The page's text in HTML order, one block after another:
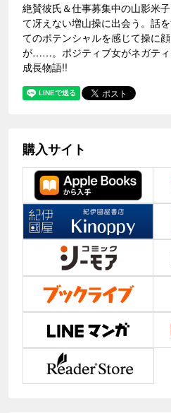
絶賛彼氏＆仕事募集中の山影米
て冴えない増山操に出会う。話
てのポテンシャルを感じて操に
が……。ポジティブ女がネガテ
成長物語!!
購入サイト